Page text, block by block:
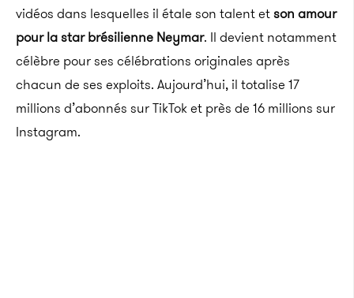
vidéos dans lesquelles il étale son talent etson amour
pour la star brésilienne Neymar. Il devient notamment
célèbre pour ses célébrations originales après
chacun de ses exploits. Aujourd’hui, il totalise 17
millions d’abonnés sur TikTok et près de 16 millions sur
Instagram.